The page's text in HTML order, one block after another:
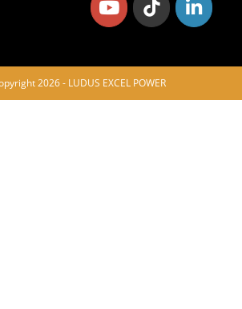
2026 - LUDUS EXCEL POWER